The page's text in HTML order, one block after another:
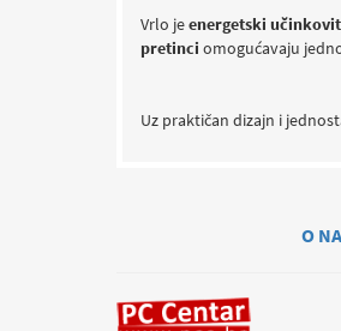
Vrlo jeenergetski učinkovit
pretinci omogućavaju
Uz praktičan dizajn i
O